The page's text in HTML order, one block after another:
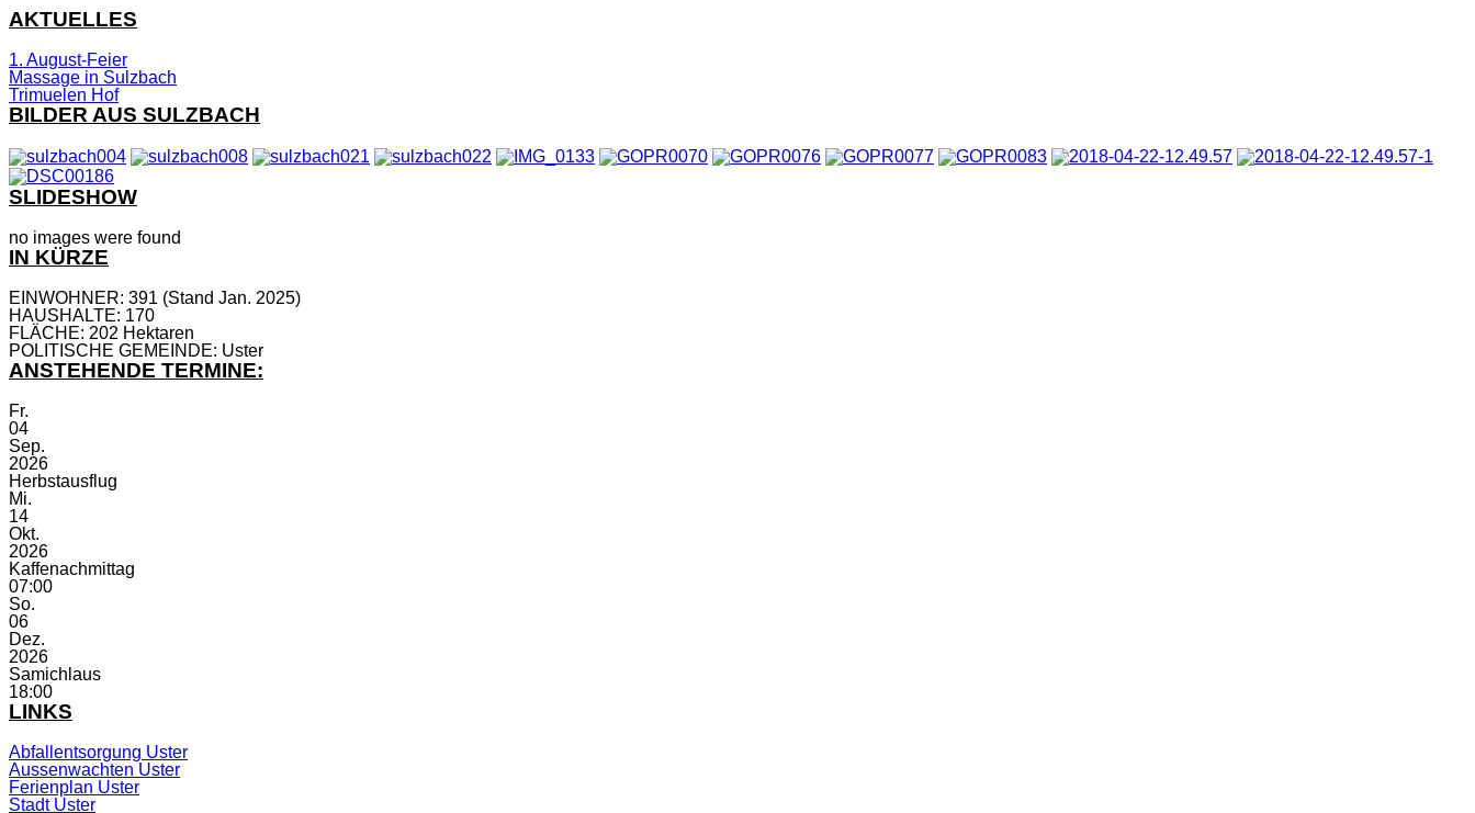
AKTUELLES
1. August-Feier
Massage in Sulzbach
Trimuelen Hof
BILDER AUS SULZBACH
SLIDESHOW
no images were found
IN KÜRZE
EINWOHNER: 391 (Stand Jan. 2025)
HAUSHALTE: 170
FLÄCHE: 202 Hektaren
POLITISCHE GEMEINDE: Uster
ANSTEHENDE TERMINE:
Fr.
04
Sep.
2026
Herbstausflug
Mi.
14
Okt.
2026
Kaffenachmittag
07:00
So.
06
Dez.
2026
Samichlaus
18:00
LINKS
Abfallentsorgung Uster
Aussenwachten Uster
Ferienplan Uster
Stadt Uster